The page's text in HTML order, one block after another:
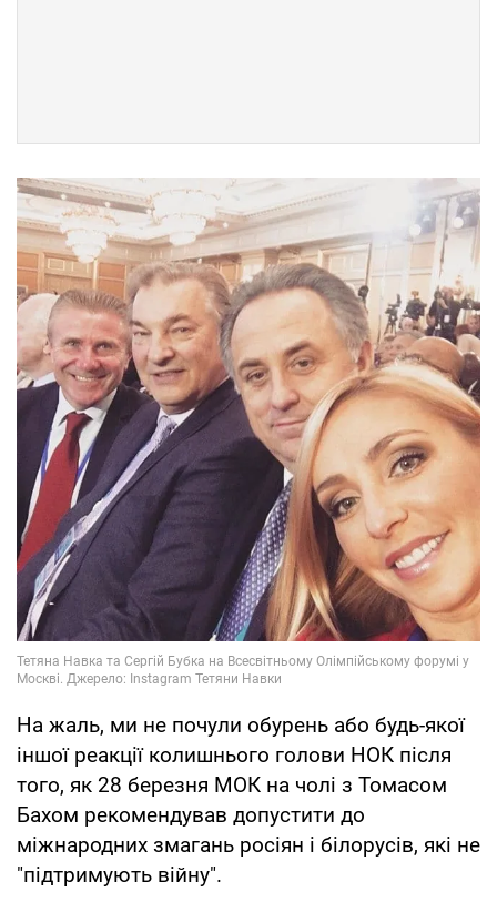
На жаль, ми не почули обурень або будь-якої
іншої реакції колишнього голови НОК після
того, як 28 березня МОК на чолі з Томасом
Бахом рекомендував допустити до
міжнародних змагань росіян і білорусів, які не
"підтримують війну".